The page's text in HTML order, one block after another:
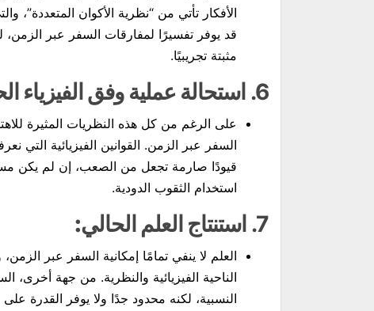
الأفكار تأتي من “نظرية الأكوان المتعددة”،
قد يوفر تفسيرًا لمفارقات السفر عبر
مثبتة تجريبيًا.
6. استحالة عملية وفق الفيزياء
على الرغم من كل هذه النظريات المثيرة
السفر عبر الزمن. القوانين الفيزيائية التي
قيودًا صارمة تجعل من الصعب، إن لم يكن
استخدام الثقوب الدودية.
7. استنتاج العلم الحالي:
العلم لا ينفي تمامًا إمكانية السفر عبر
الناحية الفيزيائية والنظرية. من جهة أخرى،
النسبية، لكنه محدود جدًا ولا يوفر القدرة